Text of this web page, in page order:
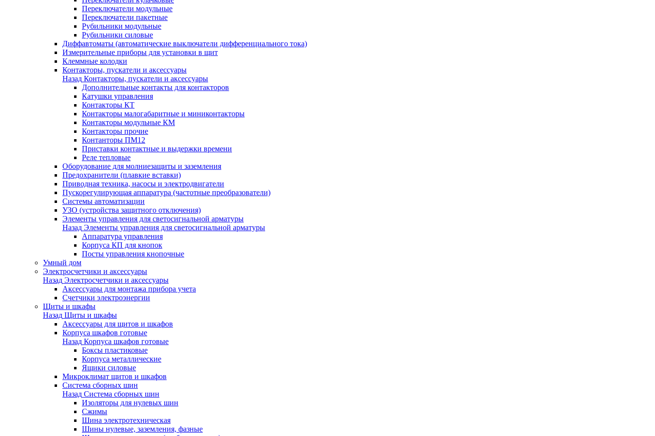
Переключатели модульные
Переключатели пакетные
Рубильники модульные
Рубильники силовые
Диффавтоматы (автоматические выключатели дифференциального тока)
Измерительные приборы для установки в щит
Клеммные колодки
Контакторы, пускатели и аксессуары
Назад Контакторы, пускатели и аксессуары
Дополнительные контакты для контакторов
Катушки управления
Контакторы КТ
Контакторы малогабаритные и миниконтакторы
Контакторы модульные КМ
Контакторы прочие
Контанторы ПМ12
Приставки контактные и выдержки времени
Реле тепловые
Оборудование для молниезащиты и заземления
Предохранители (плавкие вставки)
Приводная техника, насосы и электродвигатели
Пускорегулирующая аппаратура (частотные преобразователи)
Системы автоматизации
УЗО (устройства защитного отключения)
Элементы управления для светосигнальной арматуры
Назад Элементы управления для светосигнальной арматуры
Аппаратура управления
Корпуса КП для кнопок
Посты управления кнопочные
Умный дом
Электросчетчики и аксессуары
Назад Электросчетчики и аксессуары
Аксессуары для монтажа прибора учета
Счетчики электроэнергии
Щиты и шкафы
Назад Щиты и шкафы
Аксессуары для щитов и шкафов
Корпуса шкафов готовые
Назад Корпуса шкафов готовые
Боксы пластиковые
Корпуса металлические
Ящики силовые
Микроклимат щитов и шкафов
Система сборных шин
Назад Система сборных шин
Изоляторы для нулевых шин
Сжимы
Шина электротехническая
Шины нулевые, заземления, фазные